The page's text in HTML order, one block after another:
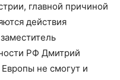
главной причиной
действия
РФ Дмитрий
не смогут и